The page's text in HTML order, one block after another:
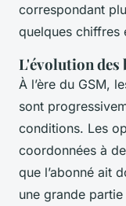
correspondant
quelques chiffres
L'évolution des
À l’ère du GSM,
sont
conditions. Les
coordonnées à
que l’abonné ait
une grande